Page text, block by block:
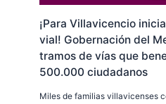
¡Para Villavicencio
vial! Gobernación del
tramos de vías que
500.000 ciudadanos
Miles de familias villavicenses